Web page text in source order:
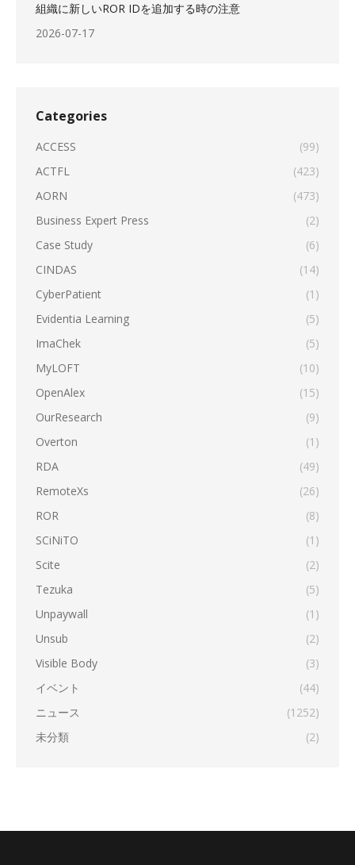
組織に新しいROR IDを追加する時の注意
2026-07-17
Categories
ACCESS
(99)
ACTFL
(423)
AORN
(473)
Business Expert Press
(2)
Case Study
(6)
CINDAS
(14)
CyberPatient
(1)
Evidentia Learning
(5)
ImaChek
(5)
MyLOFT
(10)
OpenAlex
(15)
OurResearch
(9)
Overton
(1)
RDA
(49)
RemoteXs
(26)
ROR
(8)
SCiNiTO
(1)
Scite
(2)
Tezuka
(5)
Unpaywall
(1)
Unsub
(2)
Visible Body
(3)
イベント
(44)
ニュース
(1252)
未分類
(2)